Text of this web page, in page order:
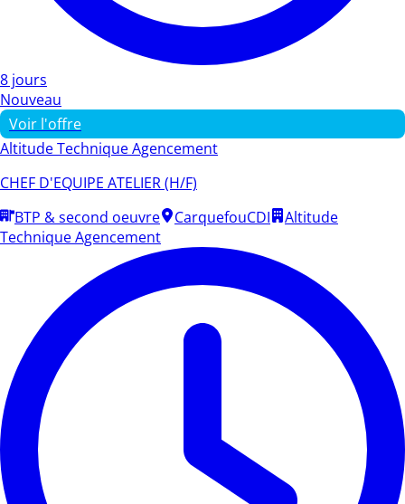
8 jours
Nouveau
Voir l'offre
Altitude Technique Agencement
CHEF D'EQUIPE ATELIER (H/F)
BTP & second oeuvre
CarquefouCDI
Altitude
Technique Agencement